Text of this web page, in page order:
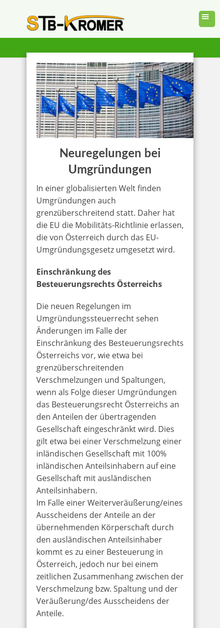
Neuregelungen bei
Umgründungen
In einer globalisierten Welt finden
Umgründungen auch
grenzüberschreitend statt. Daher hat
die EU die Mobilitäts-Richtlinie erlassen,
die von Österreich durch das EU-
Umgründungsgesetz umgesetzt wird.
Einschränkung des
Besteuerungsrechts Österreichs
Die neuen Regelungen im
Umgründungssteuerrecht sehen
Änderungen im Falle der
Einschränkung des Besteuerungsrechts
Österreichs vor, wie etwa bei
grenzüberschreitenden
Verschmelzungen und Spaltungen,
wenn als Folge dieser Umgründungen
das Besteuerungsrecht Österreichs an
den Anteilen der übertragenden
Gesellschaft eingeschränkt wird. Dies
gilt etwa bei einer Verschmelzung einer
inländischen Gesellschaft mit 100%
inländischen Anteilsinhabern auf eine
Gesellschaft mit ausländischen
Anteilsinhabern.
Im Falle einer Weiterveräußerung/eines
Ausscheidens der Anteile an der
übernehmenden Körperschaft durch
den ausländischen Anteilsinhaber
kommt es zu einer Besteuerung in
Österreich, jedoch nur bei einem
zeitlichen Zusammenhang zwischen der
Verschmelzung bzw. Spaltung und der
Veräußerung/des Ausscheidens der
Anteile.